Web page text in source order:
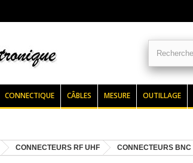
CONNECTIQUE CÂBLES MESURE OUTILLAGE
CONNECTEURS RF UHF CONNECTEURS BNC